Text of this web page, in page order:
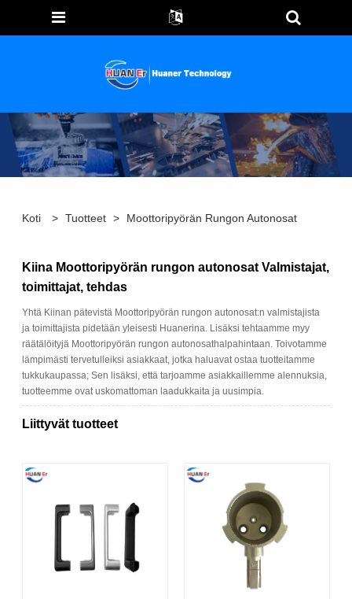
Koti > Tuotteet > Moottoripyörän Rungon Autonosat
Kiina Moottoripyörän rungon autonosat Valmistajat,
toimittajat, tehdas
Yhtä Kiinan pätevistä Moottoripyörän rungon autonosat:n valmistajista
ja toimittajista pidetään yleisesti Huanerina. Lisäksi tehtaamme myy
räätälöityjä Moottoripyörän rungon autonosathalpahintaan. Toivotamme
lämpimästi tervetulleiksi asiakkaat, jotka haluavat ostaa tuotteitamme
tukkukaupassa; Sen lisäksi, että tarjoamme asiakkaillemme alennuksia,
tuotteemme ovat uskomattoman laadukkaita ja uusimpia.
Liittyvät tuotteet